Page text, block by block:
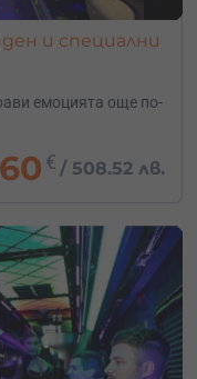
и специални
емоцията още по-
€ / 508.52 лв.